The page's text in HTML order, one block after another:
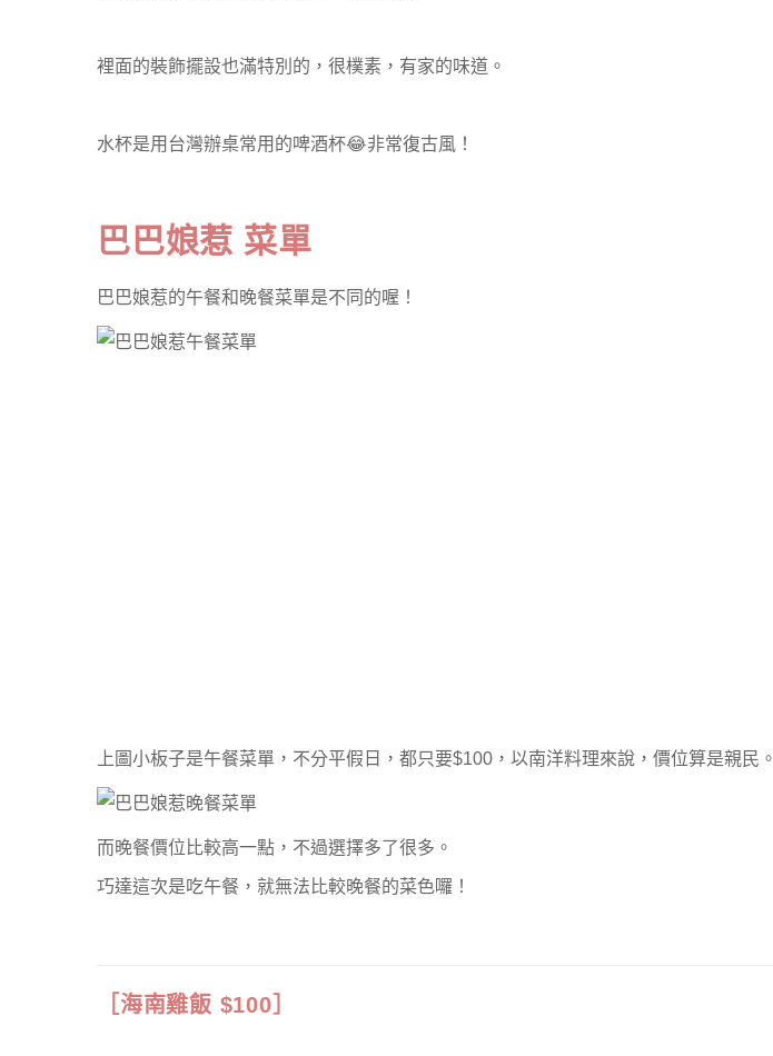
裡面的裝飾擺設也滿特別的，很樸素，有家的味道。
水杯是用台灣辦桌常用的啤酒杯😂非常復古風！
巴巴娘惹 菜單
巴巴娘惹的午餐和晚餐菜單是不同的喔！
上圖小板子是午餐菜單，不分平假日，都只要$100，以南洋料理來說，價位算是親民。
而晚餐價位比較高一點，不過選擇多了很多。
巧達這次是吃午餐，就無法比較晚餐的菜色囉！
［海南雞飯 $100］